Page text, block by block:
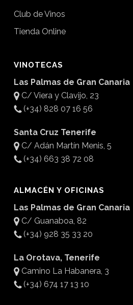
Club de Vinos
Tienda Online
VINOTECAS
Las Palmas de Gran Canaria
C/ Viera y Clavijo, 23
(+34) 828 07 16 56
Santa Cruz Tenerife
C/ Adán Martín Menis, 5
(+34) 663 38 72 08
ALMACÉN Y OFICINAS
Las Palmas de Gran Canaria
C/ Guanaboa, 82
(+34) 928 35 33 20
La Orotava, Tenerife
Camino La Habanera, 3
(+34) 674 17 13 10